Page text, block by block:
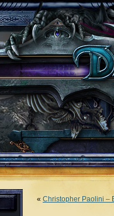
« Christopher Paolini –